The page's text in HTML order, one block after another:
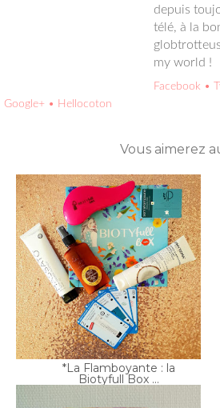
séries télé, à la bonne bouffe et
•Instagram • Google+
*La Flamboyante : la
Biotyfull Box ...